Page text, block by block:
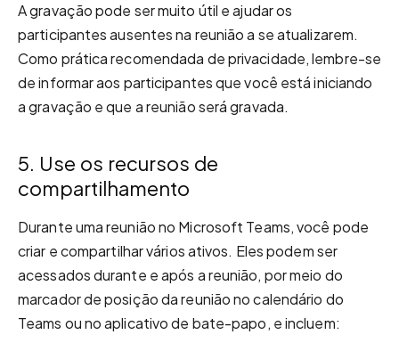
A gravação pode ser muito útil e ajudar os
participantes ausentes na reunião a se atualizarem.
Como prática recomendada de privacidade, lembre-se
de informar aos participantes que você está iniciando
a gravação e que a reunião será gravada.
5. Use os recursos de
compartilhamento
Durante uma reunião no Microsoft Teams, você pode
criar e compartilhar vários ativos. Eles podem ser
acessados ​​durante e após a reunião, por meio do
marcador de posição da reunião no calendário do
Teams ou no aplicativo de bate-papo, e incluem: